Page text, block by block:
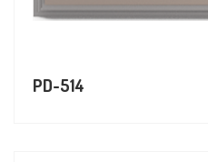
PD-514